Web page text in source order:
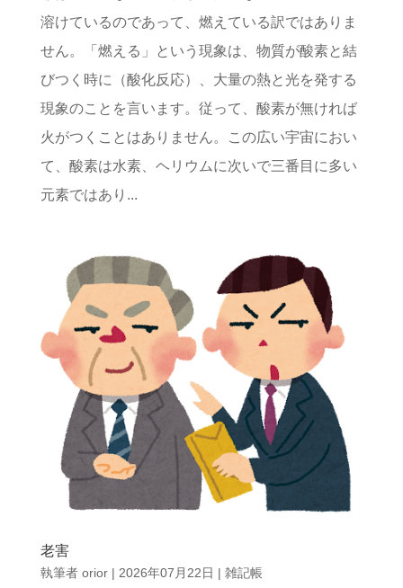
溶けているのであって、燃えている訳ではありま
せん。「燃える」という現象は、物質が酸素と結
びつく時に（酸化反応）、大量の熱と光を発する
現象のことを言います。従って、酸素が無ければ
火がつくことはありません。この広い宇宙におい
て、酸素は水素、ヘリウムに次いで三番目に多い
元素ではあり...
老害
執筆者 orior| 2026年07月22日 | 雑記帳